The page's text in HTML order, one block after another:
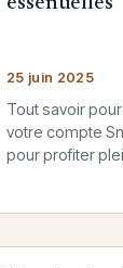
25 juin 2025
Tout savoir
votre compte
pour profiter